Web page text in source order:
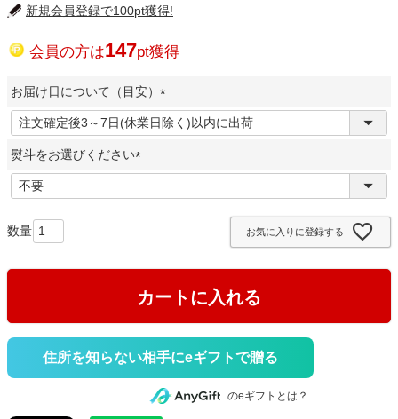
新規会員登録で100pt獲得!
会員の方は147pt獲得
お届け日について（目安）
(
必
)
熨斗をお選びください
必
お気に入りに登録する
カートに入れる
住所を知らない相手にeギフトで贈る
のeギフトとは？